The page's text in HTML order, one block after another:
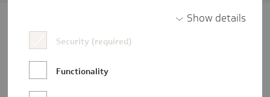
Show details
Security (required)
Functionality